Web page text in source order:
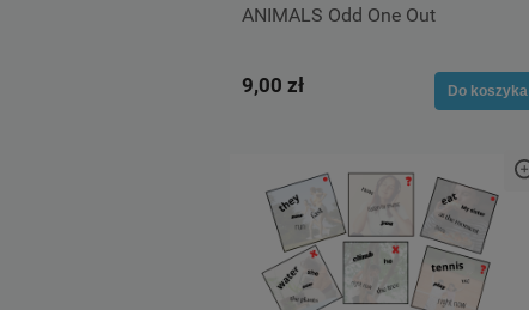
ANIMALS Odd One Out
9,00 zł Do koszyka